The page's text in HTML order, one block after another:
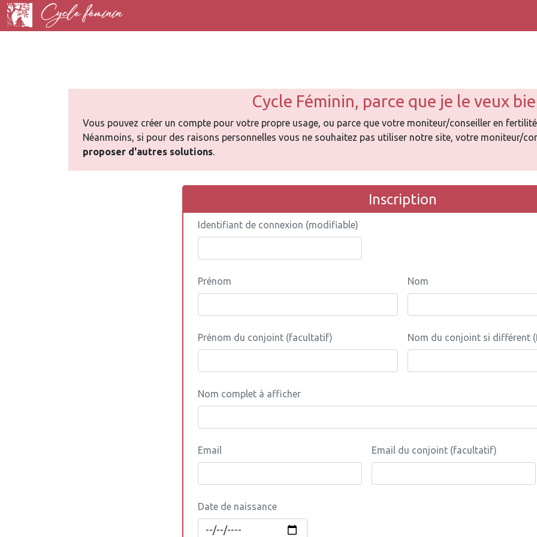
Cycle Féminin, parce que je le veux
Vous pouvez créer un compte pour votre propre usage, ou parce que votre moniteur/conseiller en
Néanmoins, si pour des raisons personnelles vous ne souhaitez pas utiliser notre site, votre moniteur/
proposer d'autres solutions.
Inscription
Identifiant de connexion (modifiable)
Prénom Nom
Prénom du conjoint (facultatif) Nom du conjoint si différent
Nom complet à afficher
Email Email du conjoint (facultatif)
Date de naissance